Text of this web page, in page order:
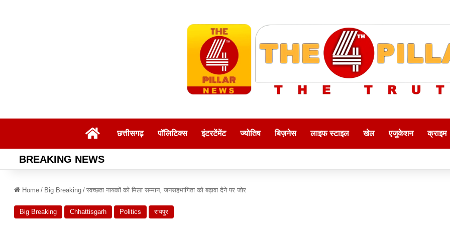
Homeछत्तीसगढ़ पॉलिटिक्स इंटरटेंमेंट ज्योतिष बिज़नेस लाइफ स्टाइल खेल एजुकेशन क्राइम
BREAKING NEWS
Home / Big Breaking / स्वच्छता नायकों को मिला सम्मान, जनसहभागिता को बढ़ावा देने पर जोर
Big Breaking Chhattisgarh Politics रायपुर